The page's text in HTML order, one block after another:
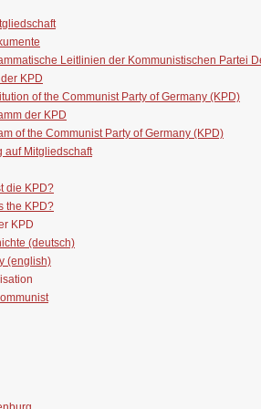
Leitlinien der Kommunistischen Partei
KPD
of the Communist Party of Germany (KPD)
der KPD
of the Communist Party of Germany (KPD)
auf Mitgliedschaft
die KPD?
the KPD?
KPD
(deutsch)
(english)